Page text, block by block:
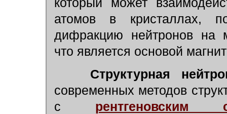
который может
атомов в кристаллах,
дифракцию нейтронов на
что является основой
Структурная
современных методов
с рентгеновским